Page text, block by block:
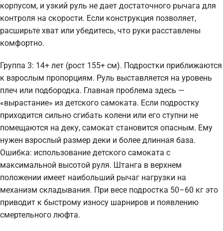
корпусом, и узкий руль не дает достаточного рычага для
контроля на скорости. Если конструкция позволяет,
расширьте хват или убедитесь, что руки расставлены
комфортно.
Группа 3: 14+ лет (рост 155+ см). Подростки приближаются
к взрослым пропорциям. Руль выставляется на уровень
плеч или подбородка. Главная проблема здесь —
«вырастание» из детского самоката. Если подростку
приходится сильно сгибать колени или его ступни не
помещаются на деку, самокат становится опасным. Ему
нужен взрослый размер деки и более длинная база.
Ошибка: использование детского самоката с
максимальной высотой руля. Штанга в верхнем
положении имеет наибольший рычаг нагрузки на
механизм складывания. При весе подростка 50–60 кг это
приводит к быстрому износу шарниров и появлению
смертельного люфта.